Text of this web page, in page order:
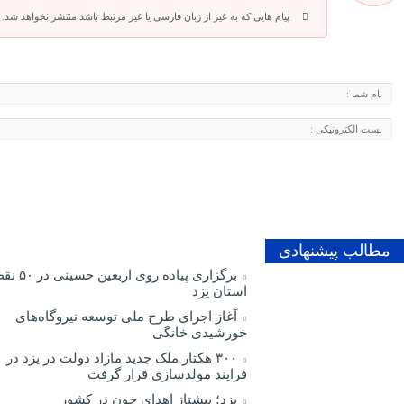
پیام هایی که به غیر از زبان فارسی یا غیر مرتبط باشد منتشر نخواهد شد.
مطالب پیشنهادی
برگزاری پیاده روی
استان یزد
آغاز اجرای طرح ملی توسعه نیروگاه‌های
خورشیدی خانگی
۳۰۰ هکتار ملک جدید مازاد دولت در یزد در
فرایند مولدسازی قرار گرفت
یزد؛ پیشتاز اهدای خون در کشور